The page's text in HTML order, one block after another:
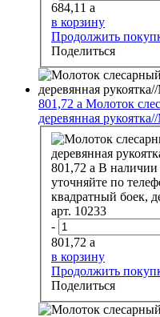
684,11 a
в корзину
Продолжить
Поделиться
801,72 a Молоток
деревянная
801,72 a В наличии
уточняйте по
квадратный боек,
арт. 10233
-
801,72 a
в корзину
Продолжить
Поделиться